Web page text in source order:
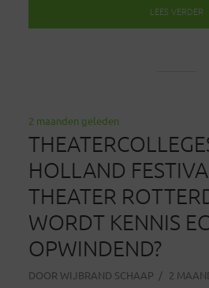
LEES VERDER
2 maanden geleden
HOLLAND
THEATER
WORDT KENNIS
OPWINDEND?
DOOR WIJBRAND SCHAAP
2